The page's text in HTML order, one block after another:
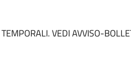
VEDI AVVISO-